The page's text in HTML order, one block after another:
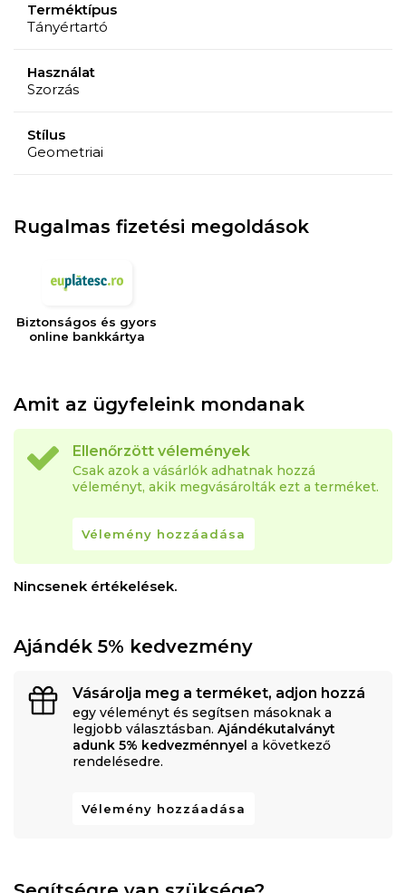
Terméktípus
Tányértartó
Használat
Szorzás
Stílus
Geometriai
Rugalmas fizetési megoldások
Biztonságos és gyors
online bankkártya
Amit az ügyfeleink mondanak
Ellenőrzött vélemények
Csak azok a vásárlók adhatnak hozzá
véleményt, akik megvásárolták ezt a terméket.
Vélemény hozzáadása
Nincsenek értékelések.
Ajándék 5% kedvezmény
Vásárolja meg a terméket, adjon hozzá
egy véleményt és segítsen másoknak a
legjobb választásban. Ajándékutalványt
adunk 5% kedvezménnyel a következő
rendelésedre.
Vélemény hozzáadása